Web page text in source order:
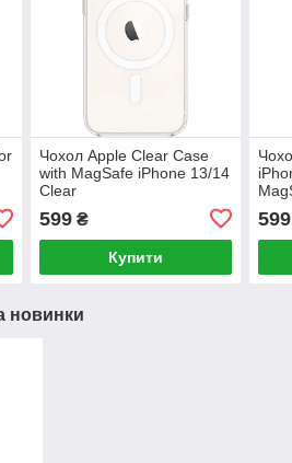
Чохол Apple Clear Case
with MagSafe iPhone 13/14
Clear
599₴
Купити
599
новинки